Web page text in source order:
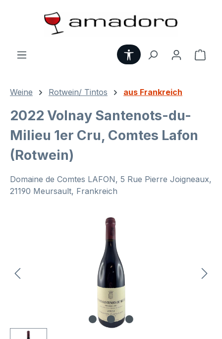
Zum Hauptinhalt springen
Werkzeugleiste
Weine Rotwein/ Tintos aus Frankreich
2022 Volnay Santenots-du-
Milieu 1er Cru, Comtes Lafon
(Rotwein)
Domaine de Comtes LAFON, 5 Rue Pierre Joigneaux,
21190 Meursault, Frankreich
Bildergalerie überspringen